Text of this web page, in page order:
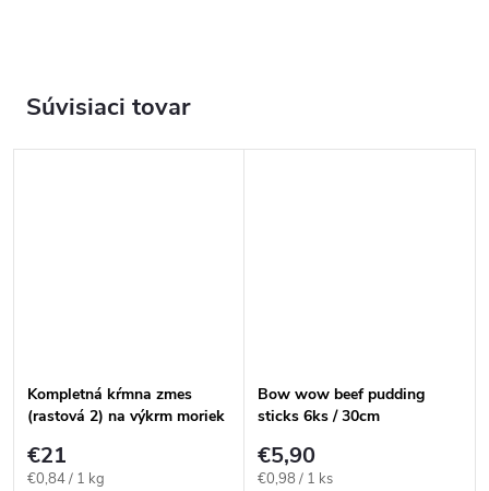
Súvisiaci tovar
Kompletná kŕmna zmes
(rastová 2) na výkrm moriek
€21
Jednotková
€0,84 / 1 kg
Bow wow beef pudding
sticks 6ks / 30cm
€5,90
Jednotková
€0,98 / 1 ks